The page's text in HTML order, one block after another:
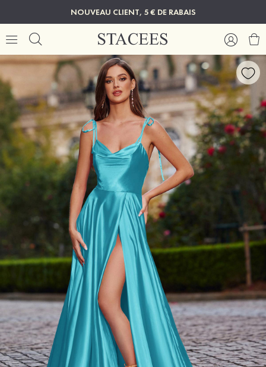
NOUVEAU CLIENT, 5 € DE RABAIS